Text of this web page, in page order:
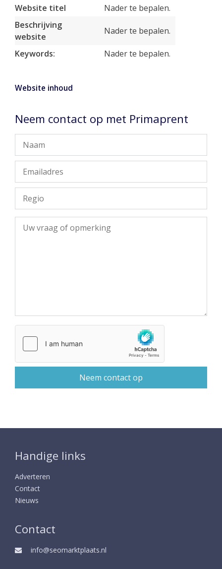
Website titel
Nader te bepalen.
Beschrijving
website
Nader te bepalen.
Keywords: Nader te bepalen.
Website inhoud
Neem contact op met Primaprent
Handige links
Adverteren
Contact
Nieuws
Contact
info@seomarktplaats.nl